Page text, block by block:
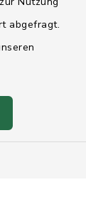
abgefragt.